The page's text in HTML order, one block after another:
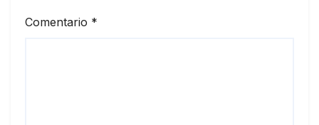
Comentario *